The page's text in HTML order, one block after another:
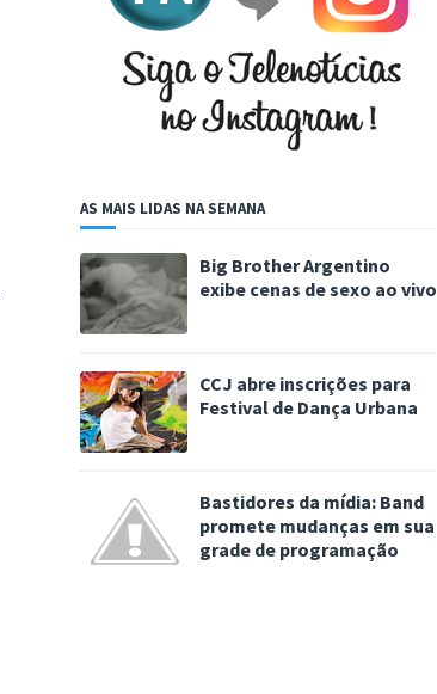
AS MAIS LIDAS NA SEMANA
Big Brother Argentino
exibe cenas de sexo ao vivo
CCJ abre inscrições para
Festival de Dança Urbana
Bastidores da mídia: Band
promete mudanças em sua
grade de programação